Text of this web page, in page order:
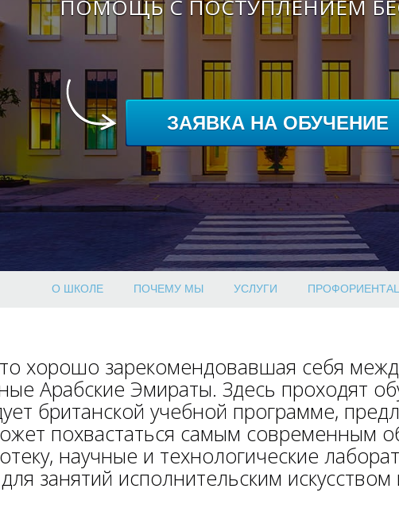
ПОМОЩЬ С ПОСТУПЛЕНИЕМ
ЗАЯВКА НА ОБУЧЕНИЕ
О ШКОЛЕ ПОЧЕМУ МЫ УСЛУГИ
хорошо зарекомендовавшая себя
Арабские Эмираты. Здесь проходят
британской учебной программе,
похвастаться самым современным
научные и технологические
для занятий исполнительским